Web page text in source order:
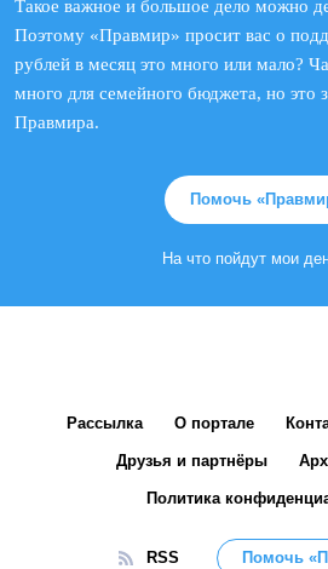
Такое важное и большое дело можно
Поэтому «Правмир» просит вас о
рублей в месяц это много или мало?
много для семейного бюджета, но это
Правмира.
Помочь
На что пойдут мои
Рассылка О портале
Друзья и партнёры
Политика
RSS Помочь